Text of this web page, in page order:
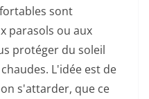
sont
parasols ou aux
protéger du soleil
L'idée est de
s'attarder, que ce